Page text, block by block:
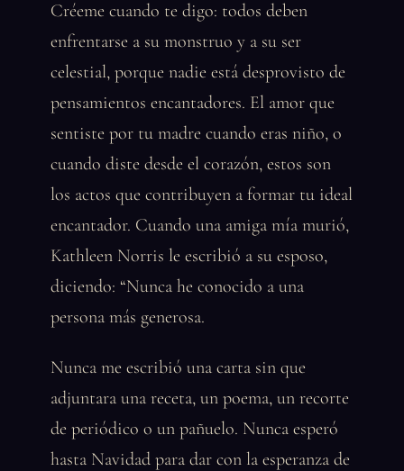
Créeme cuando te digo: todos deben
enfrentarse a su monstruo y a su ser
celestial, porque nadie está desprovisto de
pensamientos encantadores. El amor que
sentiste por tu madre cuando eras niño, o
cuando diste desde el corazón, estos son
los actos que contribuyen a formar tu ideal
encantador. Cuando una amiga mía murió,
Kathleen Norris le escribió a su esposo,
diciendo: “Nunca he conocido a una
persona más generosa.
Nunca me escribió una carta sin que
adjuntara una receta, un poema, un recorte
de periódico o un pañuelo. Nunca esperó
hasta Navidad para dar con la esperanza de